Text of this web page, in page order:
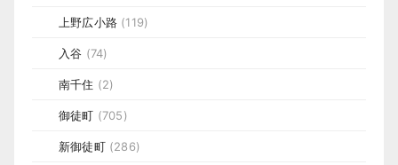
上野広小路 (119)
入谷 (74)
南千住 (2)
御徒町 (705)
新御徒町(286)